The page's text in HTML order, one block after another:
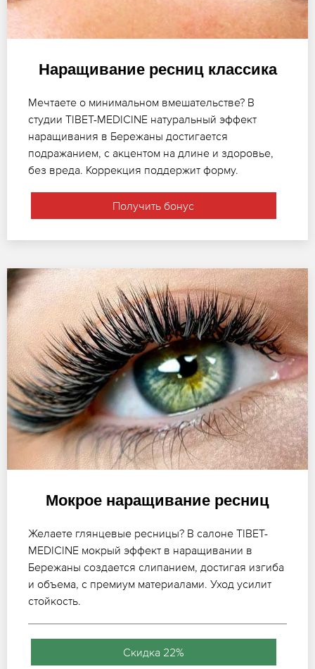
Наращивание ресниц классика
Мечтаете о минимальном вмешательстве? В
студии TIBET-MEDICINE натуральный эффект
наращивания в Бережаны достигается
подражанием, с акцентом на длине и здоровье,
без вреда. Коррекция поддержит форму.
Получить бонус
Мокрое наращивание ресниц
Желаете глянцевые ресницы? В салоне TIBET-
MEDICINE мокрый эффект в наращивании в
Бережаны создается слипанием, достигая изгиба
и объема, с премиум материалами. Уход усилит
стойкость.
Скидка 22%